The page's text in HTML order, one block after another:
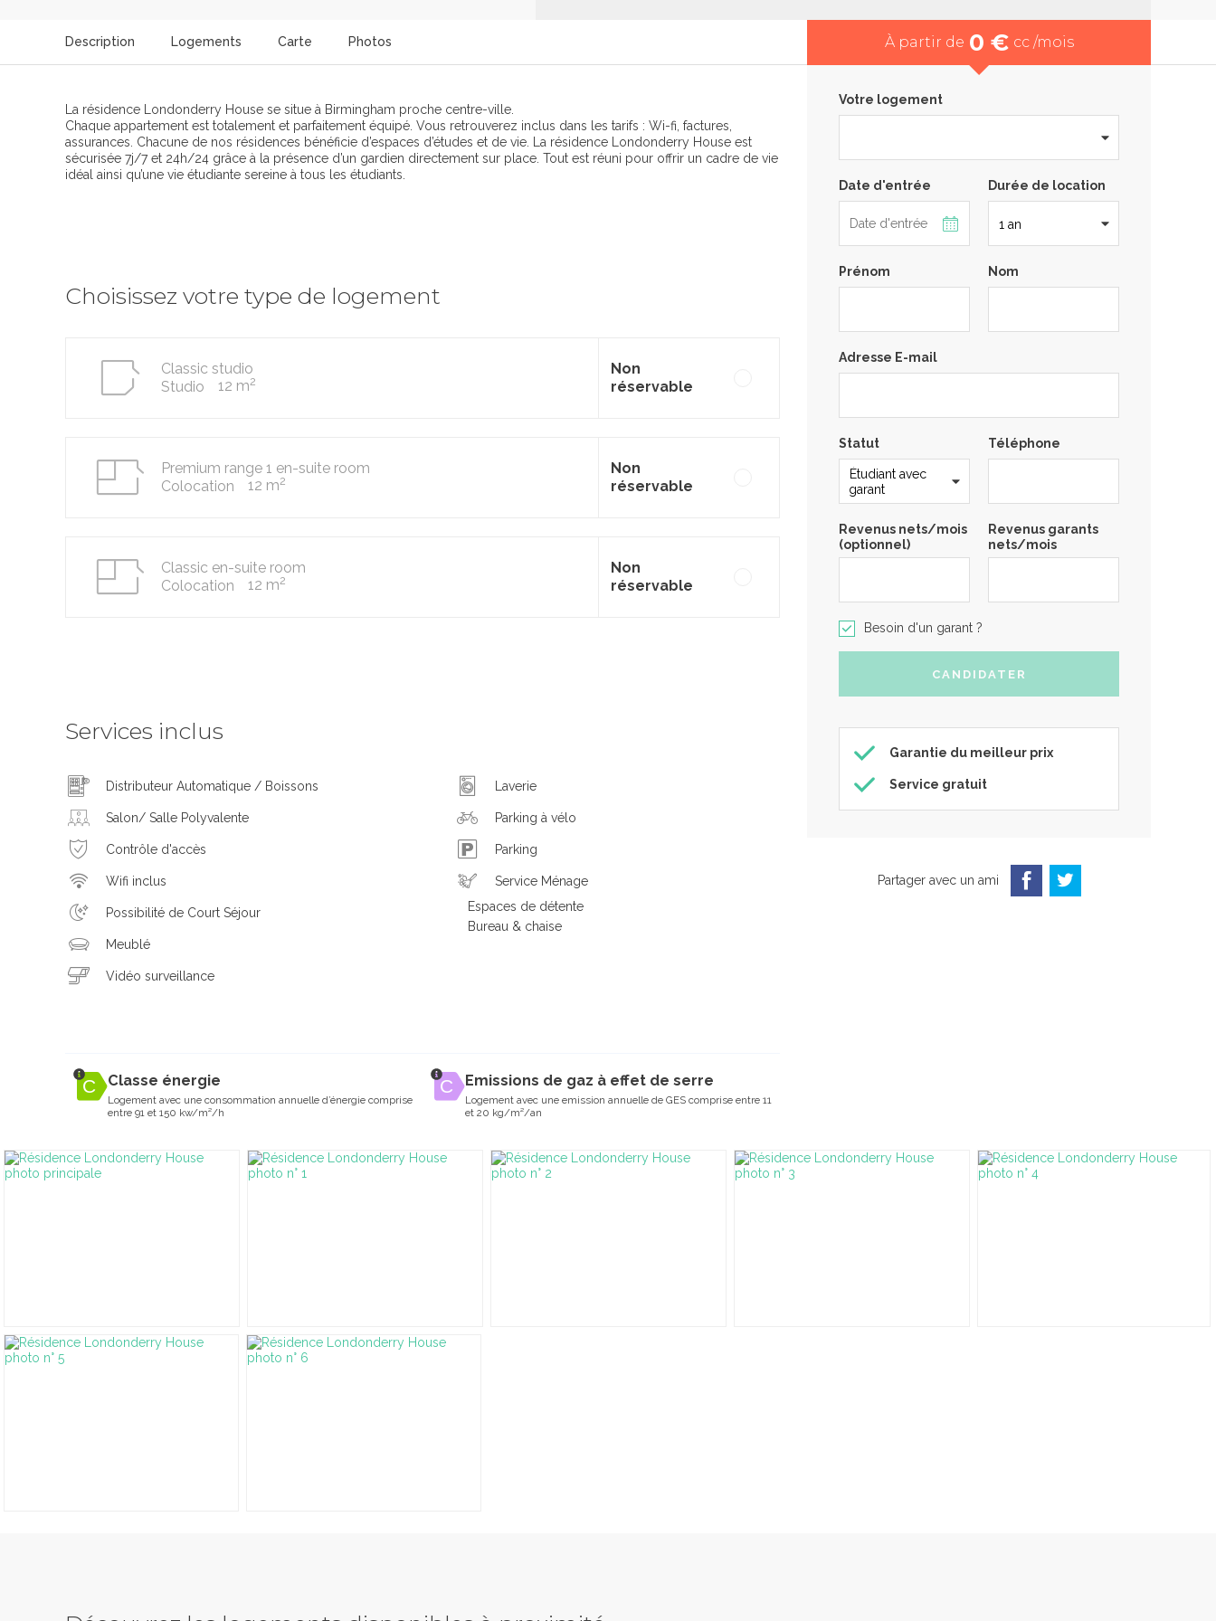
Description Logements Carte Photos
La résidence Londonderry House se situe à Birmingham proche centre-ville.
Chaque appartement est totalement et parfaitement équipé. Vous retrouverez inclus dans les tarifs : Wi-fi, factures,
assurances. Chacune de nos résidences bénéficie d’espaces d’études et de vie. La résidence Londonderry House est
sécurisée 7j/7 et 24h/24 grâce à la présence d’un gardien directement sur place. Tout est réuni pour offrir un cadre de vie
idéal ainsi qu’une vie étudiante sereine à tous les étudiants.
Choisissez votre type de logement
Classic studio
Studio
12 m2
Non
réservable
Premium range 1 en-suite room
Colocation
12 m2
Non
réservable
Classic en-suite room
Colocation
12 m2
Non
réservable
Services inclus
Distributeur Automatique / Boissons
Salon/ Salle Polyvalente
Contrôle d'accès
Wifi inclus
Possibilité de Court Séjour
Meublé
Vidéo surveillance
Laverie
Parking à vélo
Parking
Service Ménage
Espaces de détente
Bureau & chaise
Classe énergie
Logement avec une consommation annuelle d’énergie comprise
entre 91 et 150 kw/m²/h
Emissions de gaz à effet de serre
Logement avec une emission annuelle de GES comprise entre 11
et 20 kg/m²/an
À partir de 0 € cc /mois
Votre logement
Date d'entrée Durée de location
Prénom Nom
Adresse E-mail
Statut Téléphone
Revenus nets/mois
(optionnel)
Revenus garants
nets/mois
Besoin d'un garant ?
Garantie du meilleur prix
Service gratuit
Partager avec un ami